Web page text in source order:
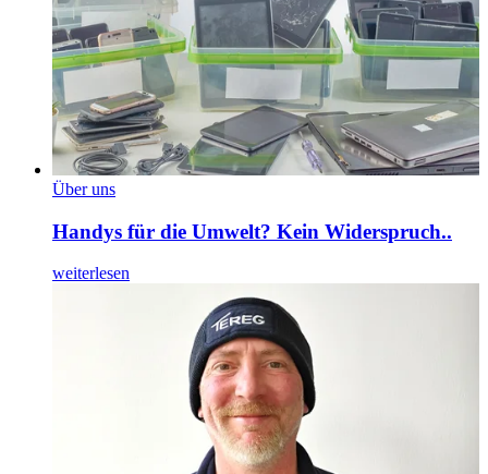
Über uns
Handys für die Umwelt? Kein Widerspruch..
weiterlesen